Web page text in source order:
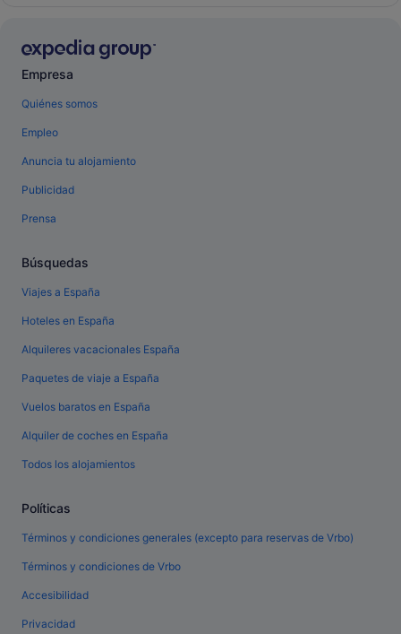
Empresa
Quiénes somos
Empleo
Anuncia tu alojamiento
Publicidad
Prensa
Búsquedas
Viajes a España
Hoteles en España
Alquileres vacacionales España
Paquetes de viaje a España
Vuelos baratos en España
Alquiler de coches en España
Todos los alojamientos
Políticas
Términos y condiciones generales (excepto para reservas de Vrbo)
Términos y condiciones de Vrbo
Accesibilidad
Privacidad